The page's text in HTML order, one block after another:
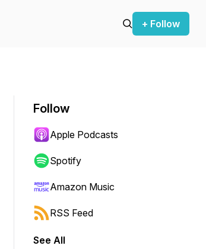
+ Follow
to jump forward or backward.
Follow
Apple Podcasts
Spotify
Amazon Music
RSS Feed
See All